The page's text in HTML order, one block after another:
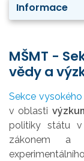
Informace
MŠMT -
vědy a
Sekce
v oblasti
politiky státu
zákonem a
experimentálníh